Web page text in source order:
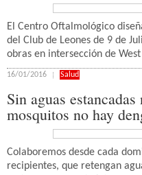
El Centro Oftalmológico
del Club de Leones de 9 de
obras en intersección de
16/01/2016 Salud
Sin aguas
mosquitos no hay
Colaboremos desde cada
recipientes, que retengan